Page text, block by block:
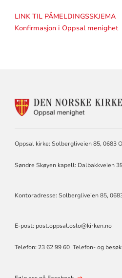
LINK TIL PÅMELDINGSSKJEMA
Konfirmasjon i Oppsal menighet
Oppsal kirke: Solbergliveien 85, 0683
Søndre Skøyen kapell: Dalbakkveien
Kontoradresse: Solbergliveien 85,
E-post: post.oppsal.oslo@kirken.no
Telefon: 23 62 99 60 Telefon- og